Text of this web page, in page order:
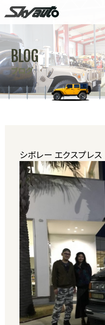
ホーム 在庫車情報
整備作業実例 パーツ販売
店舗紹介 工場紹介
スタッフ紹介 求人情報
BLOG
ブログ
シボレー エクスプレス